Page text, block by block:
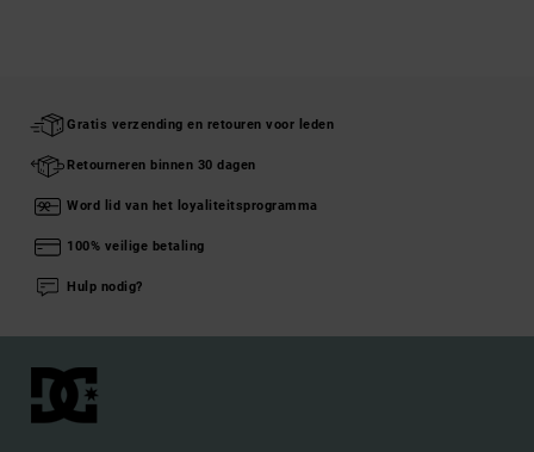
Gratis verzending en retouren voor leden
Retourneren binnen 30 dagen
Word lid van het loyaliteitsprogramma
100% veilige betaling
Hulp nodig?